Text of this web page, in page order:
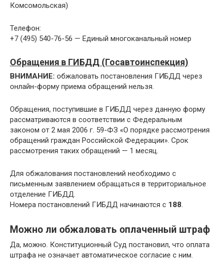
Комсомольская)
Телефон:
+7 (495) 540-76-56 — Единый многоканальный номер
Обращения в ГИБДД (Госавтоинспекция)
ВНИМАНИЕ: обжаловать постановления ГИБДД через
онлайн-форму приема обращений нельзя.
Обращения, поступившие в ГИБДД через данную форму
рассматриваются в соответствии с Федеральным
законом от 2 мая 2006 г. 59-ФЗ «О порядке рассмотрения
обращений граждан Российской Федерации». Срок
рассмотрения таких обращений — 1 месяц.
Для обжалования постановлений необходимо с
письменным заявлением обращаться в территориальное
отделение ГИБДД.
Номера постановлений ГИБДД начинаются с 188.
Можно ли обжаловать оплаченный штраф
Да, можно. Конституционный Суд постановил, что оплата
штрафа не означает автоматическое согласие с ним.